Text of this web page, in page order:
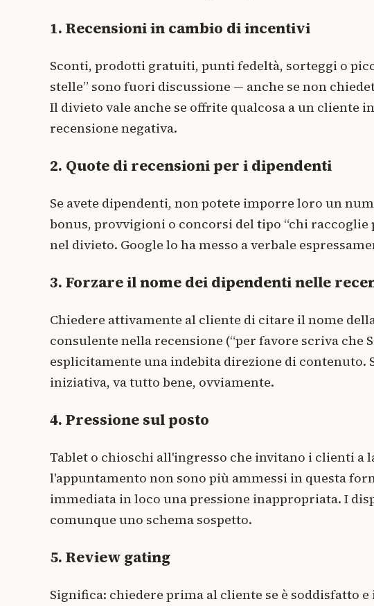
1. Recensioni in cambio di incentivi
Sconti, prodotti gratuiti, punti fedeltà, sorteggi o
stelle” sono fuori discussione — anche se non
Il divieto vale anche se offrite qualcosa a un cliente
recensione negativa.
2. Quote di recensioni per i dipendenti
Se avete dipendenti, non potete imporre loro un
bonus, provvigioni o concorsi del tipo “chi
nel divieto. Google lo ha messo a verbale
3. Forzare il nome dei dipendenti nelle
Chiedere attivamente al cliente di citare il nome
consulente nella recensione (“per favore scriva che
esplicitamente una indebita direzione di contenuto.
iniziativa, va tutto bene, ovviamente.
4. Pressione sul posto
Tablet o chioschi all'ingresso che invitano i clienti a
l'appuntamento non sono più ammessi in questa
immediata in loco una pressione inappropriata. I
comunque uno schema sospetto.
5. Review gating
Significa: chiedere prima al cliente se è soddisfatto